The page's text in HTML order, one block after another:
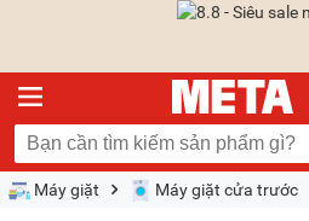
Máy giặt Máy giặt cửa trước